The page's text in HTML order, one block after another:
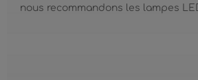
nous recommandons les lampes